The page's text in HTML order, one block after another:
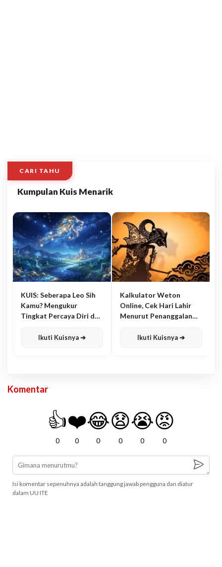
CARI TAHU
Kumpulan Kuis Menarik
KUIS: Seberapa Leo Sih
Kamu? Mengukur
Tingkat Percaya Diri dan
Ikuti Kuisnya ➔
Kalkulator Weton
Online, Cek Hari Lahir
Menurut Penanggalan
Ikuti Kuisnya ➔
Komentar
👍
0
❤️
0
😂
0
😧
0
😭
0
😡
0
Isi komentar sepenuhnya adalah tanggung jawab pengguna dan diatur
dalam UU ITE